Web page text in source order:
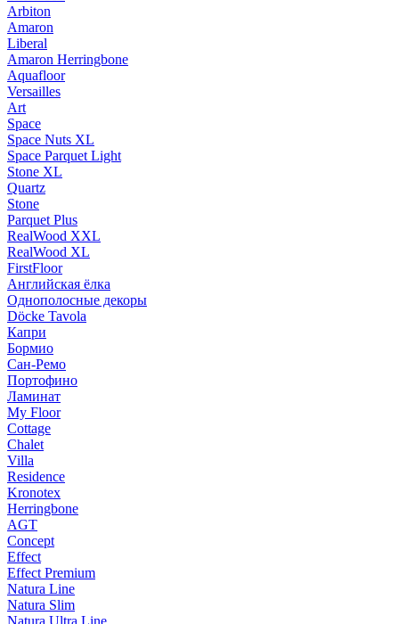
Arbiton
Amaron
Liberal
Amaron Herringbone
Aquafloor
Versailles
Art
Space
Space Nuts XL
Space Parquet Light
Stone XL
Quartz
Stone
Parquet Plus
RealWood XXL
RealWood XL
FirstFloor
Английская ёлка
Однополосные декоры
Döcke Tavola
Капри
Бормио
Сан-Ремо
Портофино
Ламинат
My Floor
Cottage
Chalet
Villa
Residence
Kronotex
Herringbone
AGT
Concept
Effect
Effect Premium
Natura Line
Natura Slim
Natura Ultra Line